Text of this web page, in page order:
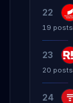
22
19 posts
23
20 posts
24